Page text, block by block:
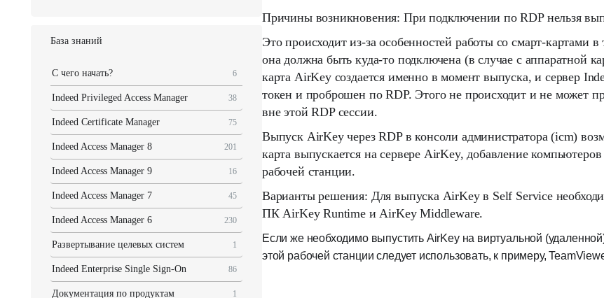
База знаний
6
С чего начать?
38
Indeed Privileged Access Manager
75
Indeed Certificate Manager
201
Indeed Access Manager 8
16
Indeed Access Manager 9
45
Indeed Access Manager 7
230
Indeed Access Manager 6
1
Развертывание целевых систем
86
Indeed Enterprise Single Sign-On
1
Документация по продуктам
Причины возникновения: При подключении по RDP нельзя
Это происходит из-за особенностей работы со смарт-картами
она должна быть куда-то подключена (в случае с аппаратной
карта AirKey создается именно в момент выпуска, и сервер
токен и проброшен по RDP. Этого не происходит и не может
вне этой RDP сессии.
Выпуск AirKey через RDP в консоли администратора (icm)
карта выпускается на сервере AirKey, добавление
рабочей станции.
Варианты решения: Для выпуска AirKey в Self Service
ПК AirKey Runtime и AirKey Middleware.
Если же необходимо выпустить AirKey на виртуальной
этой рабочей станции следует использовать, к примеру,